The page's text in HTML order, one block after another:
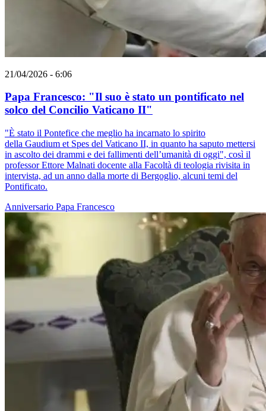
21/04/2026 - 6:06
Papa Francesco: "Il suo è stato un pontificato nel
solco del Concilio Vaticano II"
"È stato il Pontefice che meglio ha incarnato lo spirito
della Gaudium et Spes del Vaticano II, in quanto ha saputo mettersi
in ascolto dei drammi e dei fallimenti dell’umanità di oggi", così il
professor Ettore Malnati docente alla Facoltà di teologia rivisita in
intervista, ad un anno dalla morte di Bergoglio, alcuni temi del
Pontificato.
Anniversario Papa Francesco